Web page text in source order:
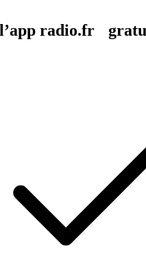
l’app radio.fr